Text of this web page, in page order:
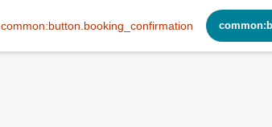
common:button.booking_confirmation